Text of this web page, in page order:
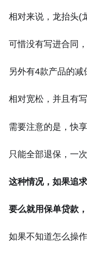
相对来说，龙抬头(
可惜没有写进合同
另外有4款产品的减
相对宽松，并且有
需要注意的是，快
只能全部退保，一
这种情况，如果追
要么就用保单贷款
如果不知道怎么操